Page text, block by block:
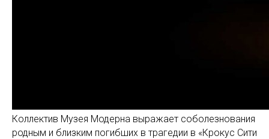
Коллектив Музея Модерна выражает соболезнования
родным и близким погибших в трагедии в «Крокус Сити